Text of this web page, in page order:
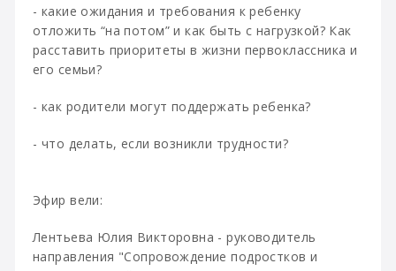
- какие ожидания и требования к ребенку
отложить “на потом” и как быть с нагрузкой? Как
расставить приоритеты в жизни первоклассника и
его семьи?
- как родители могут поддержать ребенка?
- что делать, если возникли трудности?
Эфир вели:
Лентьева Юлия Викторовна - руководитель
направления "Сопровождение подростков и